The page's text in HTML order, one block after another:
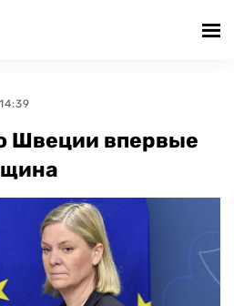
Швеции впервые